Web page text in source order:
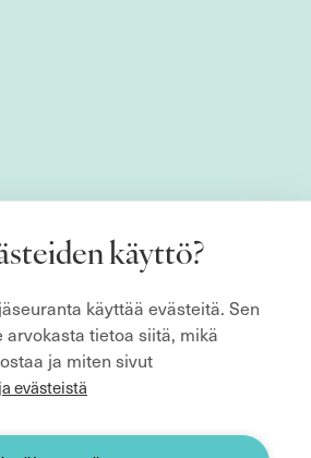
käyttö?
käyttää evästeitä. Sen
arvokasta tietoa siitä, mikä
ja miten sivut
evästeistä